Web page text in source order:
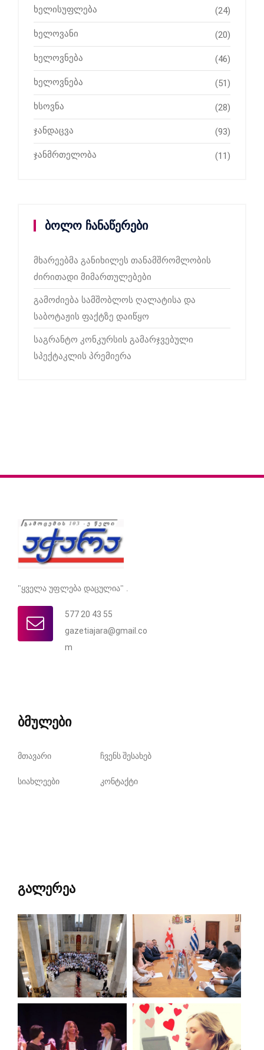
ხელისუფლება (24)
ხელოვანი (20)
ხელოვნება (46)
ხელოვნება (51)
ხსოვნა (28)
ჯანდაცვა (93)
ჯანმრთელობა (11)
ბოლო ჩანაწერები
მხარეებმა განიხილეს თანამშრომლობის
ძირითადი მიმართულებები
გამოძიება სამშობლოს ღალატისა და
საბოტაჟის ფაქტზე დაიწყო
საგრანტო კონკურსის გამარჯვებული
სპექტაკლის პრემიერა
"ყველა უფლება დაცულია" .
577 20 43 55
gazetiajara@gmail.co
m
ბმულები
მთავარი ჩვენს შესახებ
სიახლეები კონტაქტი
გალერეა